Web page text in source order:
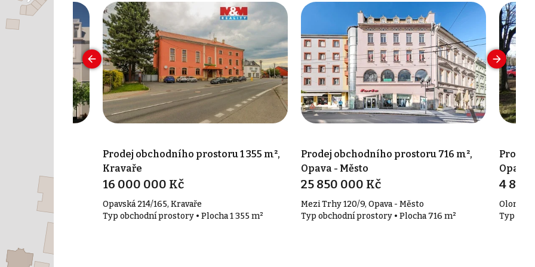
- Město
20 m²
Prodej obchodního prostoru 1 355 m²,
Kravaře
16 000 000 Kč
Opavská 214/165, Kravaře
Typ obchodní prostory • Plocha 1 355 m²
Prodej obchodního prostoru 716 m²,
Opava - Město
25 850 000 Kč
Mezi Trhy 120/9, Opava - Město
Typ obchodní prostory • Plocha 716 m²
Prodej
Opava
4 850
Typ